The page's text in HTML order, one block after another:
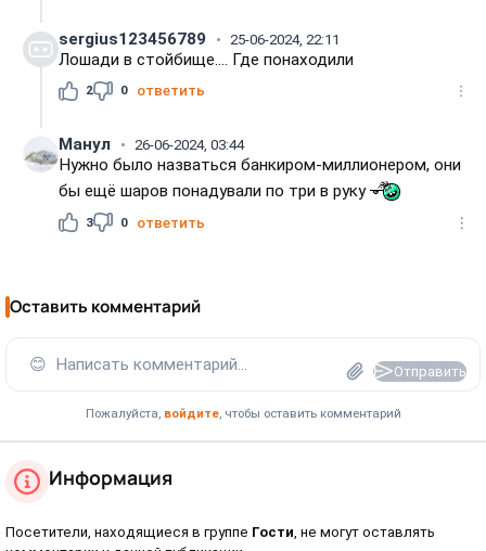
sergius123456789 25-06-2024, 22:11
Лошади в стойбище.... Где понаходили
2 0 ответить
Манул 26-06-2024, 03:44
Нужно было назваться банкиром-миллионером, они
бы ещё шаров понадували по три в руку
3 0 ответить
Оставить комментарий
😊 Написать комментарий... Отправить
Пожалуйста, войдите, чтобы оставить комментарий
Информация
Посетители, находящиеся в группе Гости , не могут оставлять